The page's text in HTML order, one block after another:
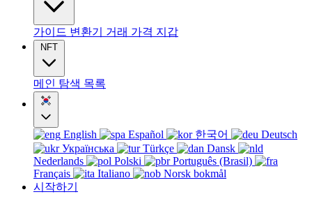
가이드 변환기 거래 가격 지갑
NFT
메인 탐색 목록
English Español 한국어
Deutsch
Українська
Türkçe
Dansk
Nederlands
Polski
Português (Brasil)
Français
Italiano
Norsk bokmål
시작하기